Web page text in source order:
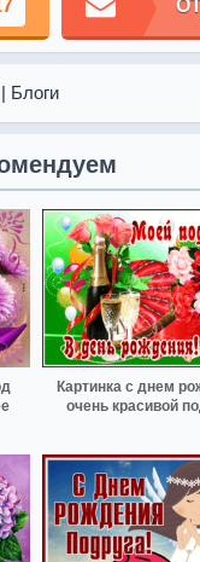
Блоги
Картинка с днем
очень красивой